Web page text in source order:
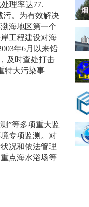
理率达77.
污。为有效解决
海地区第一个
工程建设对海
年6月以来铅
及时查处打击
特大污染事
”等多项重大监
专项监测。对
况和依法管理
点海水浴场等